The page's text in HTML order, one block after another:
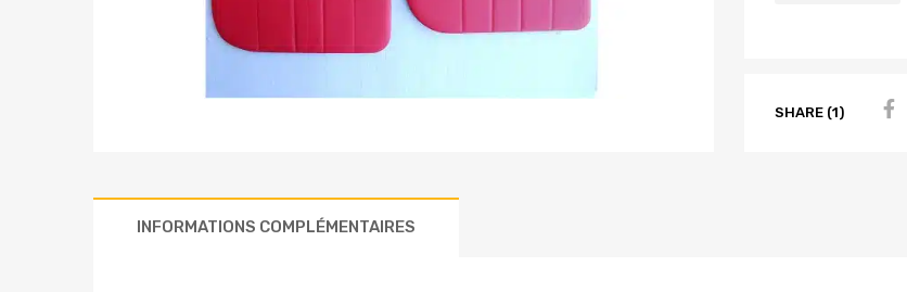
SHARE (1)
INFORMATIONS COMPLÉMENTAIRES